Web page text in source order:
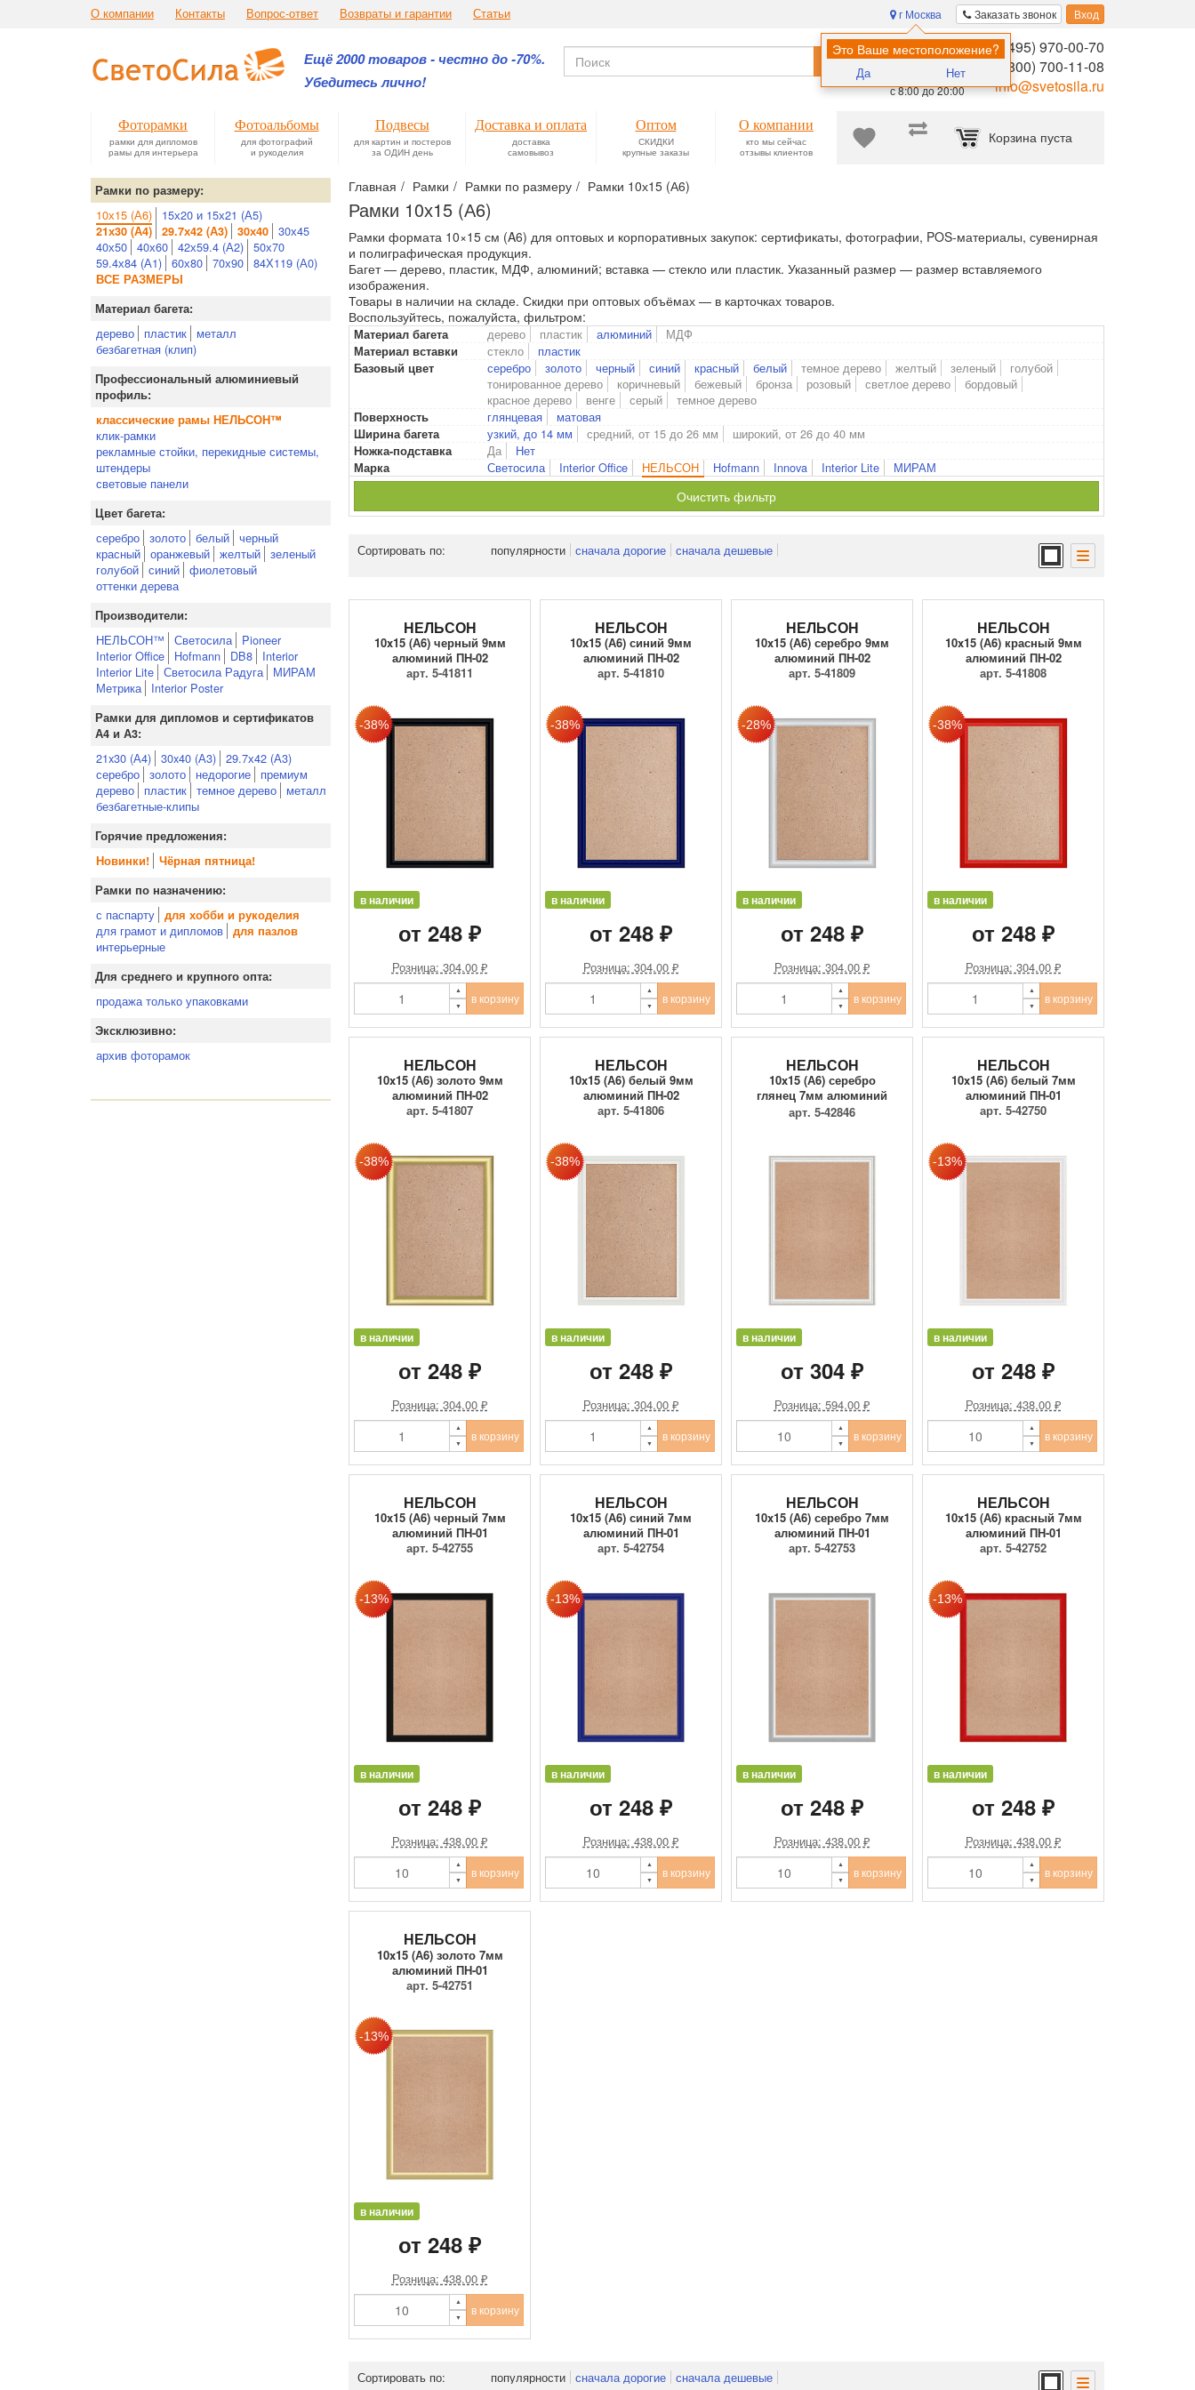
О компании Контакты Вопрос-ответ Возвраты и гарантии Статьи Заказать звонок Вход
г Москва
Это Ваше местоположение?
Да Нет
Ещё 2000 товаров - честно до -70%.
Убедитесь лично!
Помощь в
выборе:
Ежедневно,
с 8:00 до 20:00
8 (495) 970-00-70
8 (800) 700-11-08
info@svetosila.ru
Найти
Корзина пуста
Фоторамки
рамки для дипломов
рамы для интерьера
Фотоальбомы
для фотографий
и рукоделия
Подвесы
для картин и постеров
за ОДИН день
Доставка и оплата
доставка
самовывоз
Оптом
СКИДКИ
крупные заказы
О компании
кто мы сейчас
отзывы клиентов
Главная Рамки Рамки по размеру Рамки 10х15 (А6)
Рамки 10х15 (А6)
Рамки по размеру:
10х15 (А6) 15х20 и 15х21 (А5)
21х30 (А4) 29.7х42 (А3) 30х40
30х45
40х50 40х60 42х59.4 (А2) 50х70
59.4х84 (А1) 60х80 70х90 84Х119 (А0)
ВСЕ РАЗМЕРЫ
Материал багета:
дерево пластик
металл
безбагетная (клип)
Профессиональный алюминиевый
профиль:
классические рамы НЕЛЬСОН™
клик-рамки
рекламные стойки, перекидные системы,
штендеры
световые панели
Цвет багета:
серебро золото белый черный
красный оранжевый желтый зеленый
голубой синий фиолетовый
оттенки дерева
Производители:
НЕЛЬСОН™ Светосила
Pioneer
Interior Office
Hofmann DB8
Interior
Interior Lite Светосила Радуга
МИРАМ
Метрика
Interior Poster
Рамки для дипломов и сертификатов
А4 и А3:
21x30 (А4) 30x40 (А3) 29.7х42 (А3)
серебро золото недорогие
премиум
дерево
пластик темное дерево
металл
безбагетные-клипы
Горячие предложения:
Новинки!
Чёрная пятница!
Рамки по назначению:
с паспарту для хобби и рукоделия
для грамот и дипломов для пазлов
интерьерные
Для среднего и крупного опта:
продажа только упаковками
Эксклюзивно:
архив фоторамок
Рамки формата 10×15 см (A6) для оптовых и корпоративных закупок: сертификаты, фотографии, POS-материалы, сувенирная
и полиграфическая продукция.
Багет — дерево, пластик, МДФ, алюминий; вставка — стекло или пластик. Указанный размер — размер вставляемого
изображения.
Товары в наличии на складе. Скидки при оптовых объёмах — в карточках товаров.
Воспользуйтесь, пожалуйста, фильтром:
Материал багета дерево пластик алюминий МДФ
Материал вставки стекло пластик
Базовый цвет серебро золото черный синий красный белый темное дерево желтый зеленый
голубой
тонированное дерево
коричневый бежевый бронза розовый светлое дерево
бордовый
красное дерево
венге серый темное дерево
Поверхность глянцевая матовая
Ширина багета узкий, до 14 мм средний, от 15 до 26 мм широкий, от 26 до 40 мм
Ножка-подставка Да Нет
Марка Светосила Interior Office НЕЛЬСОН Hofmann Innova Interior Lite МИРАМ
Очистить фильтр
Сортировать по: популярности сначала дорогие сначала дешевые
НЕЛЬСОН
10x15 (А6) черный 9мм
алюминий ПН-02
арт. 5-41811
в наличии
от 248 ₽
Розница: 304.00 ₽
в корзину
НЕЛЬСОН
10x15 (А6) синий 9мм
алюминий ПН-02
арт. 5-41810
в наличии
от 248 ₽
Розница: 304.00 ₽
в корзину
НЕЛЬСОН
10x15 (А6) серебро 9мм
алюминий ПН-02
арт. 5-41809
в наличии
от 248 ₽
Розница: 304.00 ₽
в корзину
НЕЛЬСОН
10x15 (А6) красный 9мм
алюминий ПН-02
арт. 5-41808
в наличии
от 248 ₽
Розница: 304.00 ₽
в корзину
НЕЛЬСОН
10x15 (А6) золото 9мм
алюминий ПН-02
арт. 5-41807
в наличии
от 248 ₽
Розница: 304.00 ₽
в корзину
НЕЛЬСОН
10x15 (А6) белый 9мм
алюминий ПН-02
арт. 5-41806
в наличии
от 248 ₽
Розница: 304.00 ₽
в корзину
НЕЛЬСОН
10x15 (А6) серебро
глянец 7мм алюминий
ПН-01
арт. 5-42846
в наличии
от 304 ₽
Розница: 594.00 ₽
в корзину
НЕЛЬСОН
10x15 (А6) белый 7мм
алюминий ПН-01
арт. 5-42750
в наличии
от 248 ₽
Розница: 438.00 ₽
в корзину
НЕЛЬСОН
10x15 (А6) черный 7мм
алюминий ПН-01
арт. 5-42755
в наличии
от 248 ₽
Розница: 438.00 ₽
в корзину
НЕЛЬСОН
10x15 (А6) синий 7мм
алюминий ПН-01
арт. 5-42754
в наличии
от 248 ₽
Розница: 438.00 ₽
в корзину
НЕЛЬСОН
10x15 (А6) серебро 7мм
алюминий ПН-01
арт. 5-42753
в наличии
от 248 ₽
Розница: 438.00 ₽
в корзину
НЕЛЬСОН
10x15 (А6) красный 7мм
алюминий ПН-01
арт. 5-42752
в наличии
от 248 ₽
Розница: 438.00 ₽
в корзину
НЕЛЬСОН
10x15 (А6) золото 7мм
алюминий ПН-01
арт. 5-42751
в наличии
от 248 ₽
Розница: 438.00 ₽
в корзину
Сортировать по: популярности сначала дорогие сначала дешевые